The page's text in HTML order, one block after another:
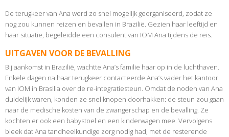
De terugkeer van Ana werd zo snel mogelijk georganiseerd, zodat ze
nog zou kunnen reizen en bevallen in Brazilië. Gezien haar leeftijd en
haar situatie, begeleidde een consulent van IOM Ana tijdens de reis.
UITGAVEN VOOR DE BEVALLING
Bij aankomst in Brazilië, wachtte Ana’s familie haar op in de luchthaven.
Enkele dagen na haar terugkeer contacteerde Ana’s vader het kantoor
van IOM in Brasilia over de re-integratiesteun. Omdat de noden van Ana
duidelijk waren, konden ze snel knopen doorhakken: de steun zou gaan
naar de medische kosten van de zwangerschap en de bevalling. Ze
kochten er ook een babystoel en een kinderwagen mee. Vervolgens
bleek dat Ana tandheelkundige zorg nodig had, met de resterende